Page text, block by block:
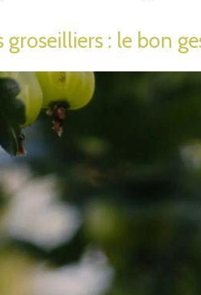
groseilliers : le bon